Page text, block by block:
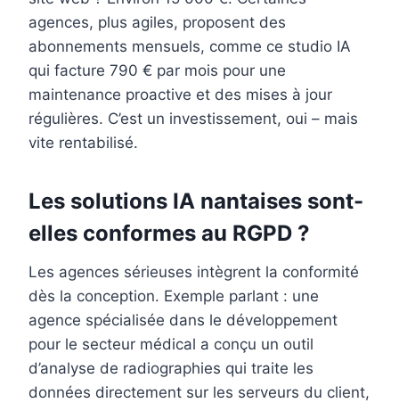
agences, plus agiles, proposent des
abonnements mensuels, comme ce studio IA
qui facture 790 € par mois pour une
maintenance proactive et des mises à jour
régulières. C’est un investissement, oui – mais
vite rentabilisé.
Les solutions IA nantaises sont-
elles conformes au RGPD ?
Les agences sérieuses intègrent la conformité
dès la conception. Exemple parlant : une
agence spécialisée dans le développement
pour le secteur médical a conçu un outil
d’analyse de radiographies qui traite les
données directement sur les serveurs du client,